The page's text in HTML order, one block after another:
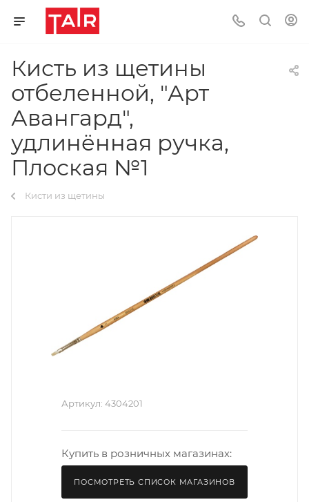
Кисть из щетины
отбеленной, "Арт
Авангард",
удлинённая ручка,
Плоская №1
Кисти из щетины
Артикул: 4304201
Купить в розничных магазинах:
ПОСМОТРЕТЬ СПИСОК МАГАЗИНОВ